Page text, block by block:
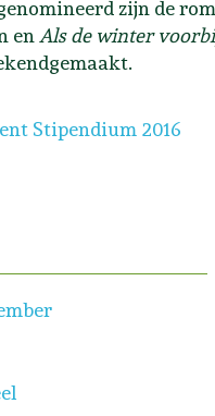
zijn de
en Als de winter
Stipendium 2016